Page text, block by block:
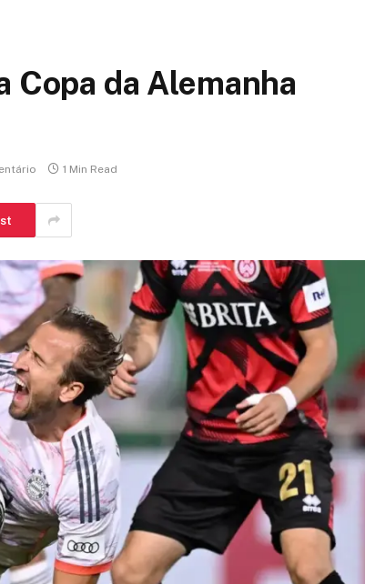
Copa da Alemanha
1 Min Read